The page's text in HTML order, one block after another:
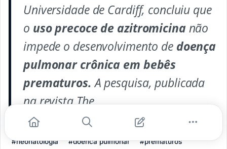
Universidade de Cardiff, concluiu que
o uso precoce de azitromicinanão
impede o desenvolvimento de doença
pulmonar crônica em bebês
prematuros.A pesquisa, publicada
na revistaThe
#neonatologia #doenca pulmonar #prematuros